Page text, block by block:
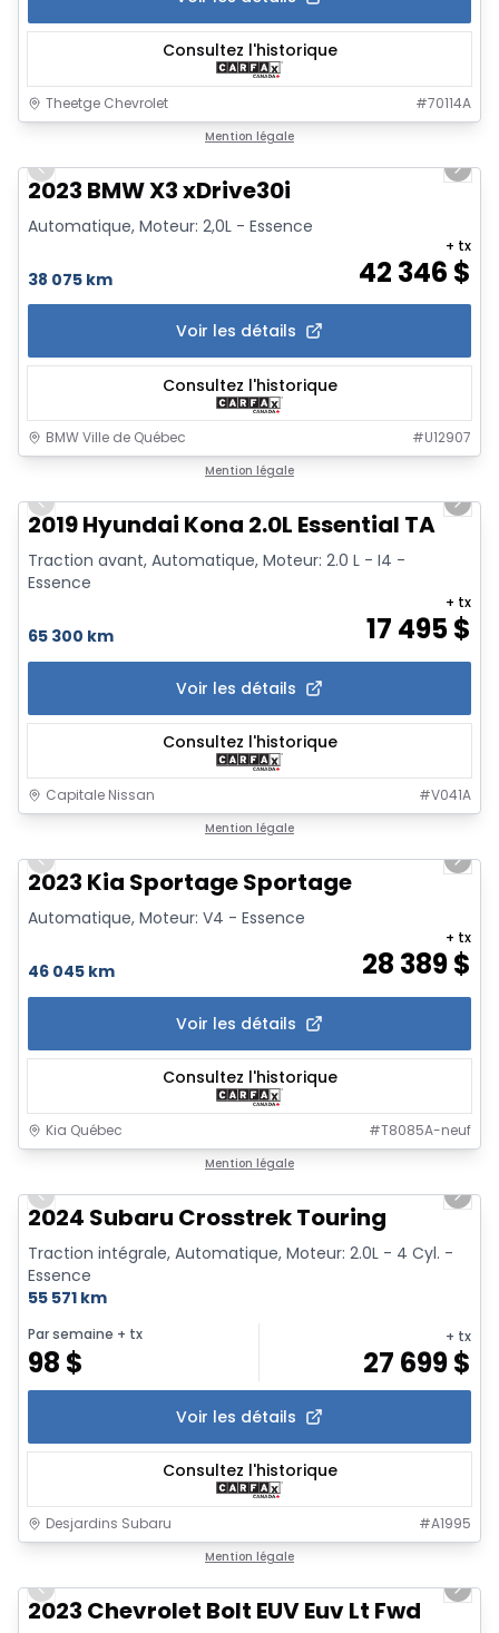
Consultez l'historique
Theetge Chevrolet #70114A
Mention légale
Previous slide
Next
2023 BMW X3 xDrive30i
Automatique, Moteur: 2,0L - Essence
38 075 km 42 346 $
+ tx
Voir les détails
Consultez l'historique
BMW Ville de Québec #U12907
Mention légale
Previous slide
Next
2019 Hyundai Kona 2.0L Essential TA
Traction avant, Automatique, Moteur: 2.0 L - I4 -
Essence
65 300 km 17 495$
+ tx
Voir les détails
Consultez l'historique
Capitale Nissan #V041A
Mention légale
Previous slide
Next
2023 Kia Sportage Sportage
Automatique, Moteur: V4 - Essence
46 045 km 28 389$
+ tx
Voir les détails
Consultez l'historique
Kia Québec #T8085A-neuf
Mention légale
Previous slide
Next
2024 Subaru Crosstrek Touring
Traction intégrale, Automatique, Moteur: 2.0L - 4 Cyl. -
Essence
55 571 km
Par semaine + tx
98 $
+ tx
27 699$
Voir les détails
Consultez l'historique
Desjardins Subaru #A1995
Mention légale
Previous slide
Next
2023 Chevrolet Bolt EUV Euv Lt Fwd